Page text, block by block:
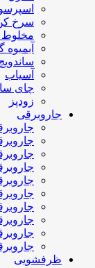
سرخ
آبمیوه
آسیاب
چای
زودپز
جاروبرقی
ظرفشویی